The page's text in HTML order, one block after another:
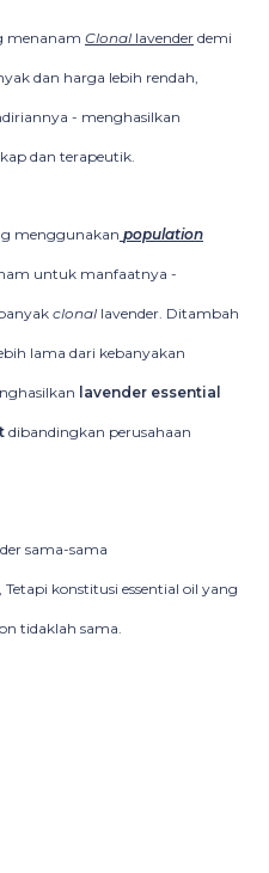
menanam Clonal lavender demi
dan harga lebih rendah,
- menghasilkan
dan terapeutik.
menggunakan population
untuk manfaatnya -
clonal lavender. Ditambah
lama dari kebanyakan
lavender essential
dibandingkan perusahaan
sama-sama
, Tetapi konstitusi essential oil yang
tidaklah sama.